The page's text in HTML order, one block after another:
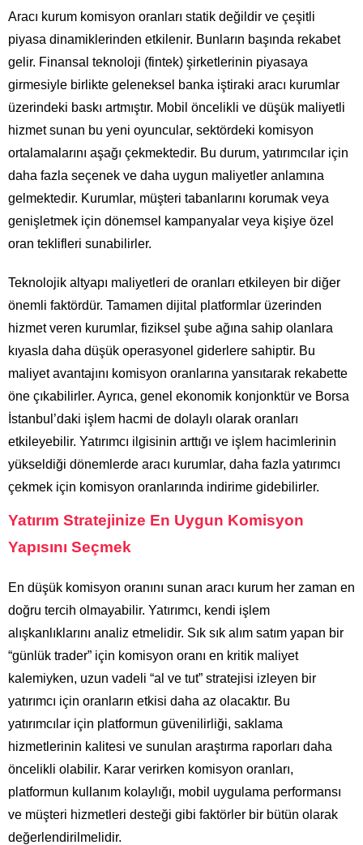
Aracı kurum komisyon oranları statik değildir ve çeşitli
piyasa dinamiklerinden etkilenir. Bunların başında rekabet
gelir. Finansal teknoloji (fintek) şirketlerinin piyasaya
girmesiyle birlikte geleneksel banka iştiraki aracı kurumlar
üzerindeki baskı artmıştır. Mobil öncelikli ve düşük maliyetli
hizmet sunan bu yeni oyuncular, sektördeki komisyon
ortalamalarını aşağı çekmektedir. Bu durum, yatırımcılar için
daha fazla seçenek ve daha uygun maliyetler anlamına
gelmektedir. Kurumlar, müşteri tabanlarını korumak veya
genişletmek için dönemsel kampanyalar veya kişiye özel
oran teklifleri sunabilirler.
Teknolojik altyapı maliyetleri de oranları etkileyen bir diğer
önemli faktördür. Tamamen dijital platformlar üzerinden
hizmet veren kurumlar, fiziksel şube ağına sahip olanlara
kıyasla daha düşük operasyonel giderlere sahiptir. Bu
maliyet avantajını komisyon oranlarına yansıtarak rekabette
öne çıkabilirler. Ayrıca, genel ekonomik konjonktür ve Borsa
İstanbul’daki işlem hacmi de dolaylı olarak oranları
etkileyebilir. Yatırımcı ilgisinin arttığı ve işlem hacimlerinin
yükseldiği dönemlerde aracı kurumlar, daha fazla yatırımcı
çekmek için komisyon oranlarında indirime gidebilirler.
Yatırım Stratejinize En Uygun Komisyon
Yapısını Seçmek
En düşük komisyon oranını sunan aracı kurum her zaman en
doğru tercih olmayabilir. Yatırımcı, kendi işlem
alışkanlıklarını analiz etmelidir. Sık sık alım satım yapan bir
“günlük trader” için komisyon oranı en kritik maliyet
kalemiyken, uzun vadeli “al ve tut” stratejisi izleyen bir
yatırımcı için oranların etkisi daha az olacaktır. Bu
yatırımcılar için platformun güvenilirliği, saklama
hizmetlerinin kalitesi ve sunulan araştırma raporları daha
öncelikli olabilir. Karar verirken komisyon oranları,
platformun kullanım kolaylığı, mobil uygulama performansı
ve müşteri hizmetleri desteği gibi faktörler bir bütün olarak
değerlendirilmelidir.